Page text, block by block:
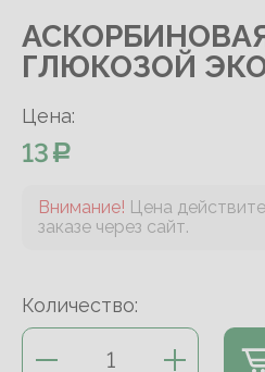
ГЛЮКОЗОЙ ЭКО
Цена:
13
Внимание! Цена
заказе через сайт.
Количество: